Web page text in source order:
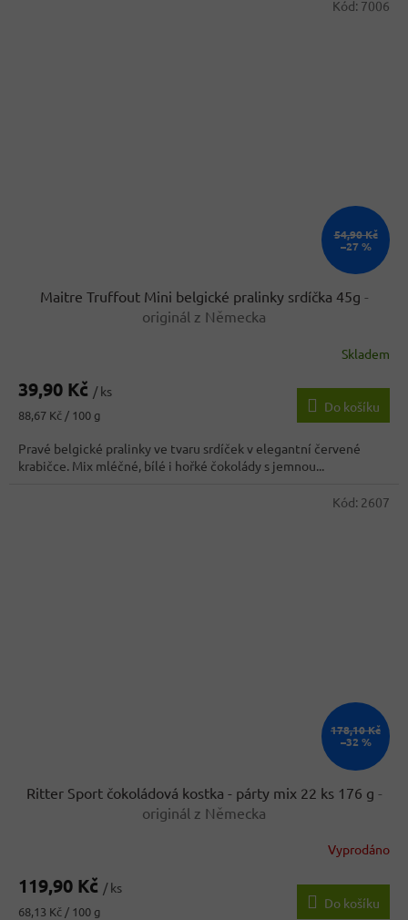
54,90 Kč
–27 %
Maitre Truffout Mini belgické pralinky srdíčka 45g -
originál z Německa
produktu
3,8
z
5
hvězdiček.
Skladem
39,90 Kč / ks
Měrná
88,67 Kč / 100 g
Do košíku
Pravé belgické pralinky ve tvaru srdíček v elegantní červené
krabičce. Mix mléčné, bílé i hořké čokolády s jemnou...
Kód: 7006
178,10 Kč
–32 %
Ritter Sport čokoládová kostka - párty mix 22 ks 176 g -
originál z Německa
Vyprodáno
119,90 Kč / ks
Měrná
68,13 Kč / 100 g
Do košíku
Kód: 2607